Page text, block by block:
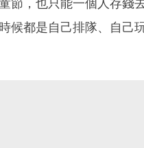
節，也只能一個人存錢
候都是自己排隊、自己